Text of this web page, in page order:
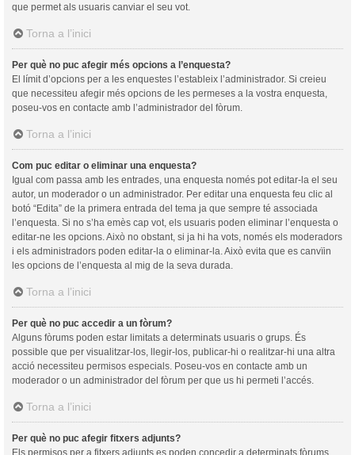
que permet als usuaris canviar el seu vot.
Torna a l’inici
Per què no puc afegir més opcions a l’enquesta?
El límit d’opcions per a les enquestes l’estableix l’administrador. Si creieu
que necessiteu afegir més opcions de les permeses a la vostra enquesta,
poseu-vos en contacte amb l’administrador del fòrum.
Torna a l’inici
Com puc editar o eliminar una enquesta?
Igual com passa amb les entrades, una enquesta només pot editar-la el seu
autor, un moderador o un administrador. Per editar una enquesta feu clic al
botó “Edita” de la primera entrada del tema ja que sempre té associada
l’enquesta. Si no s’ha emès cap vot, els usuaris poden eliminar l’enquesta o
editar-ne les opcions. Això no obstant, si ja hi ha vots, només els moderadors
i els administradors poden editar-la o eliminar-la. Això evita que es canvïin
les opcions de l’enquesta al mig de la seva durada.
Torna a l’inici
Per què no puc accedir a un fòrum?
Alguns fòrums poden estar limitats a determinats usuaris o grups. És
possible que per visualitzar-los, llegir-los, publicar-hi o realitzar-hi una altra
acció necessiteu permisos especials. Poseu-vos en contacte amb un
moderador o un administrador del fòrum per que us hi permeti l’accés.
Torna a l’inici
Per què no puc afegir fitxers adjunts?
Els permisos per a fitxers adjunts es poden concedir a determinats fòrums,